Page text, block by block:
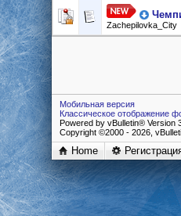
Zachepilovka_City
Мобильная версия
Классическое отображение
Powered by vBulletin® Version
Copyright ©2000 - 2026,
Home